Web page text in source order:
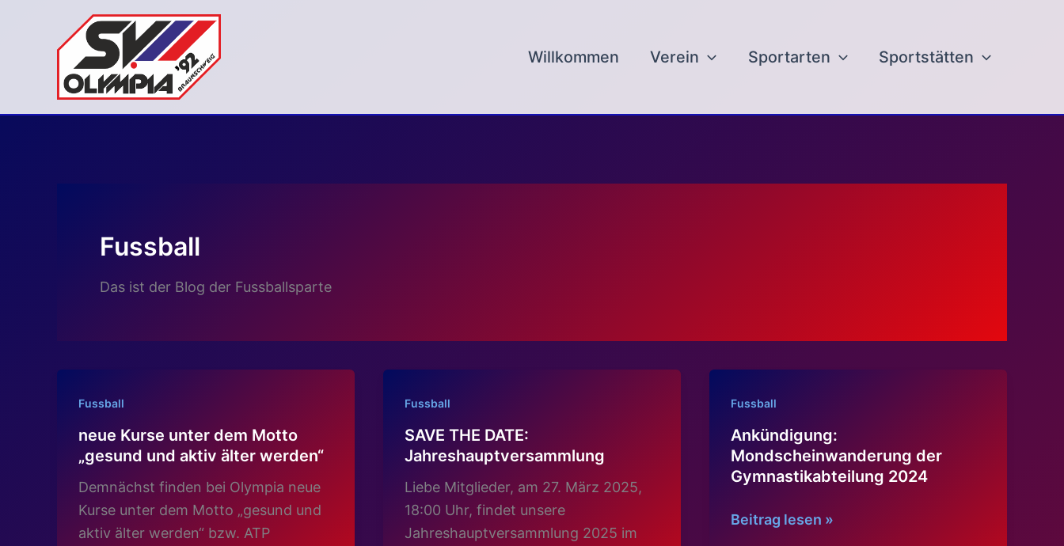
Willkommen Verein Sportarten Sportstätten
Fussball
Das ist der Blog der Fussballsparte
Fussball
neue Kurse unter dem Motto
„gesund und aktiv älter werden“
Demnächst finden bei Olympia neue
Kurse unter dem Motto „gesund und
aktiv älter werden“ bzw. ATP
Fussball
SAVE THE DATE:
Jahreshauptversammlung
Liebe Mitglieder, am 27. März 2025,
18:00 Uhr, findet unsere
Jahreshauptversammlung 2025 im
Fussball
Ankündigung:
Mondscheinwanderung der
Gymnastikabteilung 2024
Ankündigung:
Beitrag lesen »